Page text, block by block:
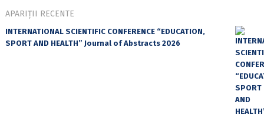
APARIȚII RECENTE
INTERNATIONAL SCIENTIFIC CONFERENCE “EDUCATION,
SPORT AND HEALTH” Journal of Abstracts 2026